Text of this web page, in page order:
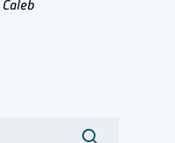
Caleb